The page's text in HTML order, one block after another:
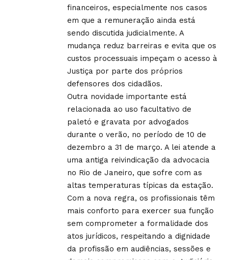
financeiros, especialmente nos casos
em que a remuneração ainda está
sendo discutida judicialmente. A
mudança reduz barreiras e evita que os
custos processuais impeçam o acesso à
Justiça por parte dos próprios
defensores dos cidadãos.
Outra novidade importante está
relacionada ao uso facultativo de
paletó e gravata por advogados
durante o verão, no período de 10 de
dezembro a 31 de março. A lei atende a
uma antiga reivindicação da advocacia
no Rio de Janeiro, que sofre com as
altas temperaturas típicas da estação.
Com a nova regra, os profissionais têm
mais conforto para exercer sua função
sem comprometer a formalidade dos
atos jurídicos, respeitando a dignidade
da profissão em audiências, sessões e